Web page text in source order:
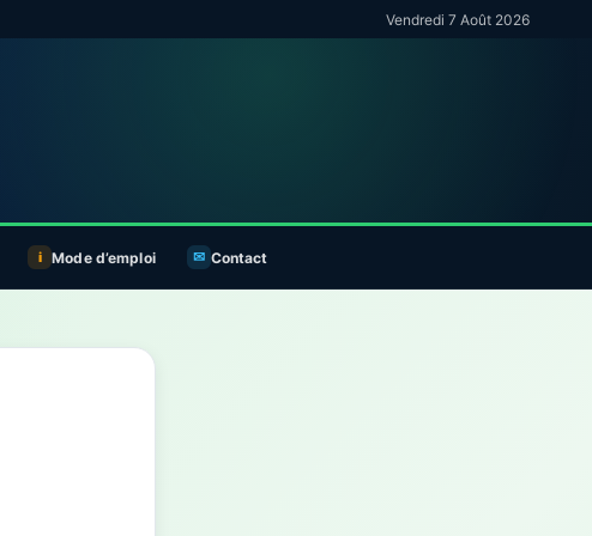
Vendredi 7 Août 2026
Mode d’emploi Contact